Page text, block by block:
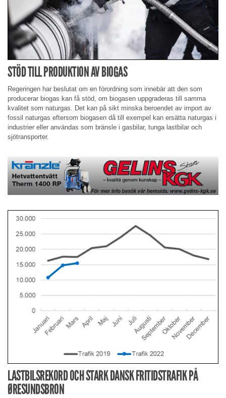
STÖD TILL PRODUKTION AV BIOGAS
Regeringen har beslutat om en förordning som innebär att den som
producerar biogas kan få stöd, om biogasen uppgraderas till samma
kvalitet som naturgas. Det kan på sikt minska beroendet av import av
fossil naturgas eftersom biogasen då till exempel kan ersätta naturgas i
industrier eller användas som bränsle i gasbilar, tunga lastbilar och
sjötransporter.
LASTBILSREKORD OCH STARK DANSK FRITIDSTRAFIK PÅ
ØRESUNDSBRON